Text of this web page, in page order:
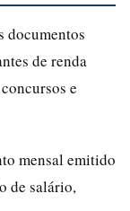
documentos
de renda
e
mensal emitido
de salário,